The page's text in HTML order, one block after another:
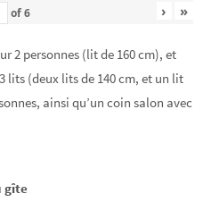
of6 › »
2 personnes (lit de 160 cm), et
lits (deux lits de 140 cm, et un lit
ainsi qu’un coin salon avec
gîte